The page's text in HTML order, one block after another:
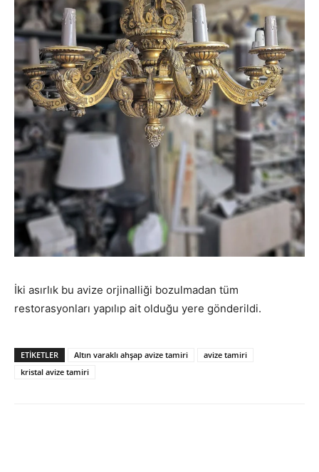
İki asırlık bu avize orjinalliği bozulmadan tüm
restorasyonları yapılıp ait olduğu yere gönderildi.
ETIKETLER Altın varaklı ahşap avize tamiri
avize tamiri
kristal avize tamiri